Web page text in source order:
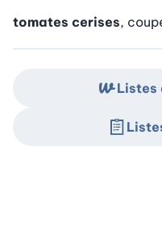
tomates cerises,
Listes